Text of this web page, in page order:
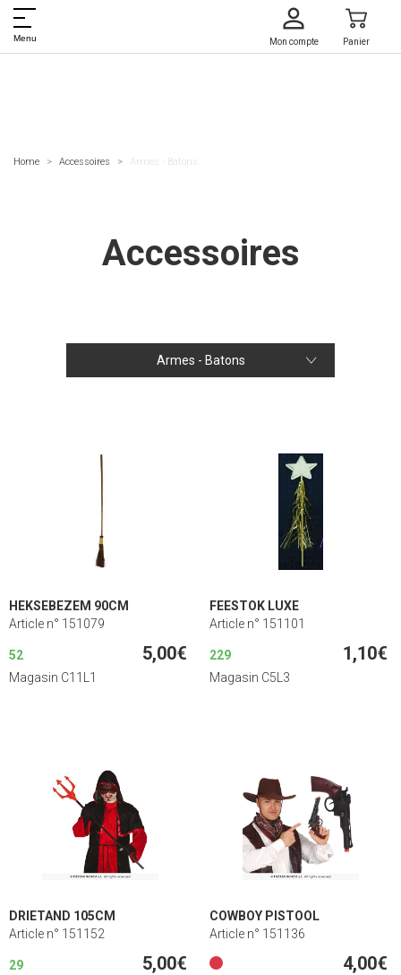
Menu Mon compte Panier
Home Accessoires Armes - Batons
Accessoires
Armes - Batons
HEKSEBEZEM 90CM
Article n° 151079
52 5,00€
Magasin C11L1
FEESTOK LUXE
Article n° 151101
229 1,10€
Magasin C5L3
DRIETAND 105CM
Article n° 151152
29 5,00€
COWBOY PISTOOL
Article n° 151136
4,00€